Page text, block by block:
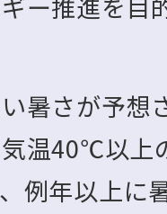
暑さが予想
温40℃以上
例年以上に